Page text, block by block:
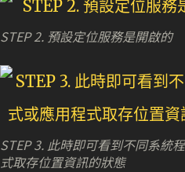
STEP 2. 預設定位服務是開啟的
STEP 3. 此時即可看到不同系統
式取存位置資訊的狀態